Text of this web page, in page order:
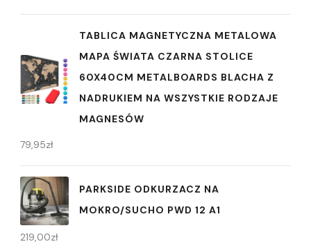
TABLICA MAGNETYCZNA METALOWA
MAPA ŚWIATA CZARNA STOLICE
60X40CM METALBOARDS BLACHA Z
NADRUKIEM NA WSZYSTKIE RODZAJE
MAGNESÓW
79,95zł
PARKSIDE ODKURZACZ NA
MOKRO/SUCHO PWD 12 A1
219,00zł